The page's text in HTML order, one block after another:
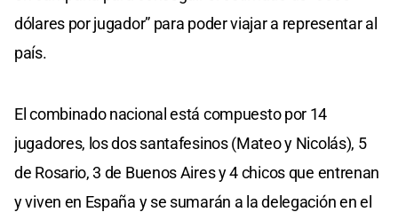
dólares por jugador” para poder viajar a representar al
país.
El combinado nacional está compuesto por 14
jugadores, los dos santafesinos (Mateo y Nicolás), 5
de Rosario, 3 de Buenos Aires y 4 chicos que entrenan
y viven en España y se sumarán a la delegación en el